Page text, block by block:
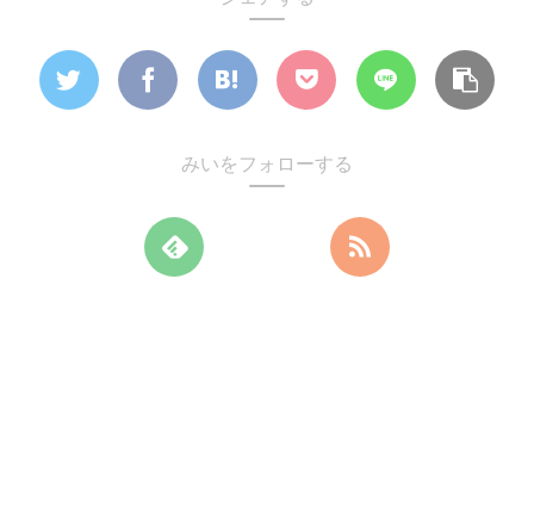
みいをフォローする